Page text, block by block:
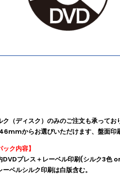
ク（ディスク）のみのご注文も承って
からお選びいただけます、盤面印
ック内容】
DVDプレス＋レーベル印刷(シルク3色
ベルシルク印刷は白版含む。